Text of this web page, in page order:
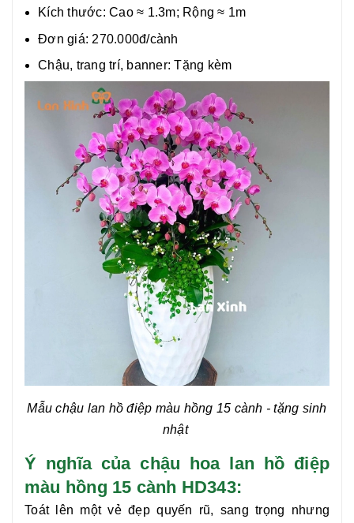
Kích thước: Cao ≈ 1.3m; Rộng ≈ 1m
Đơn giá: 270.000đ/cành
Chậu, trang trí, banner: Tặng kèm
Mẫu chậu lan hồ điệp màu hồng 15 cành - tặng sinh
nhật
Ý nghĩa của chậu hoa lan hồ điệp
màu hồng 15 cành HD343:
Toát lên một vẻ đẹp quyến rũ, sang trọng nhưng